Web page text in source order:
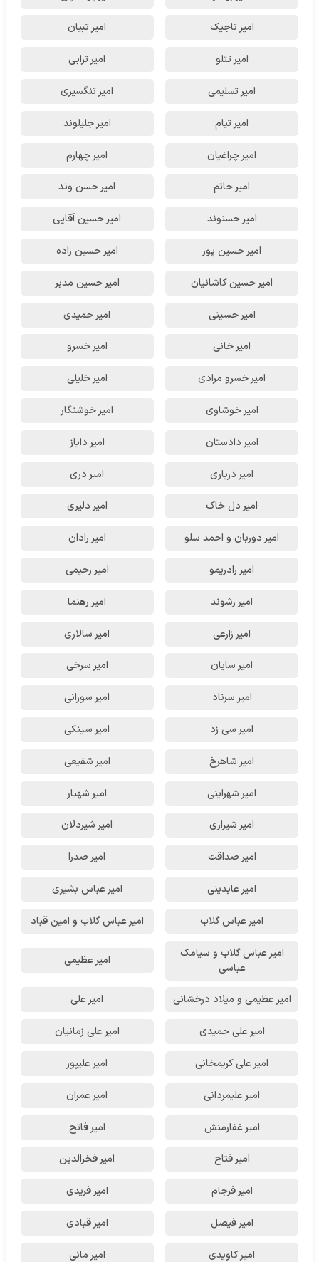
امیر تاجیک امیر تبیان
امیر تتلو امیر ترابی
امیر تسلیمی امیر تنگسیری
امیر تیام امیر جلیلوند
امیر چراغیان امیر چهارم
امیر حاتم امیر حسن وند
امیر حسنوند امیر حسین آقایی
امیر حسین پور امیر حسین زاده
امیر حسین کاشانیان امیر حسین مدبر
امیر حسینی امیر حمیدی
امیر خانی امیر خسرو
امیر خسرو مرادی امیر خلیلی
امیر خوشاوی امیر خوشنگار
امیر دادستان امیر دایاز
امیر درباری امیر دری
امیر دل خاک امیر دلیری
امیر دوربان و احمد سلو امیر رادان
امیر رادریمو امیر رحیمی
امیر رشوند امیر رهنما
امیر زارعی امیر سالاری
امیر سایان امیر سرخی
امیر سرناد امیر سورانی
امیر سی زد امیر سینکی
امیر شاهرخ امیر شفیعی
امیر شهراینی امیر شهیار
امیر شیرازی امیر شیردلان
امیر صداقت امیر صدرا
امیر عابدینی امیر عباس بشیری
امیر عباس گلاب امیر عباس گلاب و امین قباد
امیر عباس گلاب و سیامک
عباسی
امیر عظیمی
امیر عظیمی و میلاد درخشانی امیر علی
امیر علی حمیدی امیر علی زمانیان
امیر علی کریمخانی امیر علیپور
امیر علیمردانی امیر عمران
امیر غفارمنش امیر فاتح
امیر فتاح امیر فخرالدین
امیر فرجام امیر فریدی
امیر فیصل امیر قبادی
امیر کاویدی امیر مانی